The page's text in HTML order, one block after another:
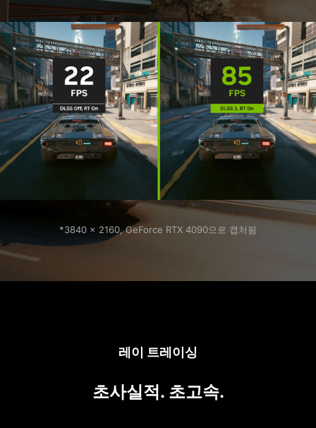
*3840 x 2160, GeForce RTX 4090으로 캡처됨
레이 트레이싱
초사실적. 초고속.